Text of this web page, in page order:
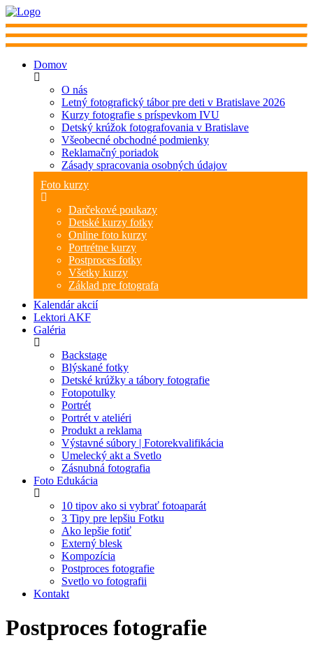
Domov
O nás
Letný fotografický tábor pre deti v Bratislave 2026
Kurzy fotografie s príspevkom IVU
Detský krúžok fotografovania v Bratislave
Všeobecné obchodné podmienky
Reklamačný poriadok
Zásady spracovania osobných údajov
Foto kurzy
Darčekové poukazy
Detské kurzy fotky
Online foto kurzy
Portrétne kurzy
Postproces fotky
Všetky kurzy
Základ pre fotografa
Kalendár akcií
Lektori AKF
Galéria
Backstage
Blýskané fotky
Detské krúžky a tábory fotografie
Fotopotulky
Portrét
Portrét v ateliéri
Produkt a reklama
Výstavné súbory | Fotorekvalifikácia
Umelecký akt a Svetlo
Zásnubná fotografia
Foto Edukácia
10 tipov ako si vybrať fotoaparát
3 Tipy pre lepšiu Fotku
Ako lepšie fotiť
Externý blesk
Kompozícia
Postproces fotografie
Svetlo vo fotografii
Kontakt
Postproces fotografie